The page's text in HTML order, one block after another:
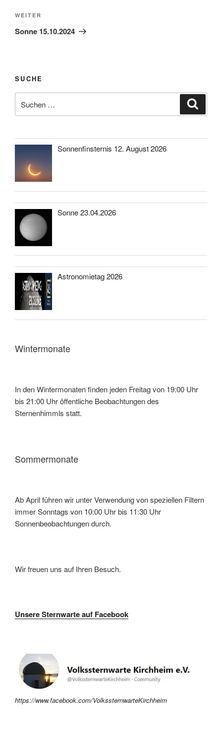
Nächster
Beitrag
WEITER
Sonne 15.10.2024
SUCHE
nach:
Sonnenfinsternis 12. August 2026
Sonne 23.04.2026
Astronomietag 2026
Wintermonate
In den Wintermonaten finden jeden Freitag von 19:00 Uhr
bis 21:00 Uhr öffentliche Beobachtungen des
Sternenhimmls statt.
Sommermonate
Ab April führen wir unter Verwendung von speziellen Filtern
immer Sonntags von 10:00 Uhr bis 11:30 Uhr
Sonnenbeobachtungen durch.
Wir freuen uns auf Ihren Besuch.
Unsere Sternwarte auf Facebook
https://www.facebook.com/VolkssternwarteKirchheim